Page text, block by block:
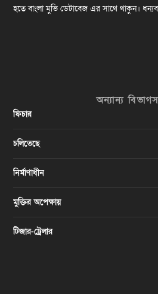
হতে বাংলা মুভি ডেটাবেজ এর সাথে থাকুন।
অন্যান্য
ফিচার
চলিতেছে
নির্মাণাধীন
মুক্তির অপেক্ষায়
টিজার-ট্রেলার